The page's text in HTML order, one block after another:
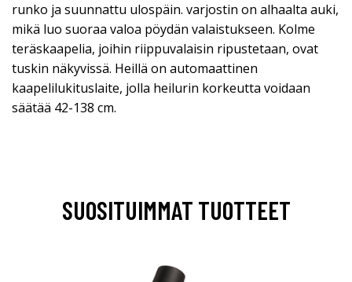
runko ja suunnattu ulospäin. varjostin on alhaalta auki,
mikä luo suoraa valoa pöydän valaistukseen. Kolme
teräskaapelia, joihin riippuvalaisin ripustetaan, ovat
tuskin näkyvissä. Heillä on automaattinen
kaapelilukituslaite, jolla heilurin korkeutta voidaan
säätää 42-138 cm.
SUOSITUIMMAT TUOTTEET